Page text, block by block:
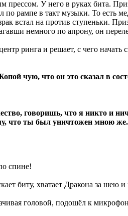
У него в руках бита.
рампе в такт музыки. То есть
встал на против ступеньки.
немного по апрону, он
ринга и решает, с чего
чую, что он это сказал в
говоришь, что я никто и
что ты был уничтожен мною же.
спине!
биту, хватает Дракона за
головой, подошёл к